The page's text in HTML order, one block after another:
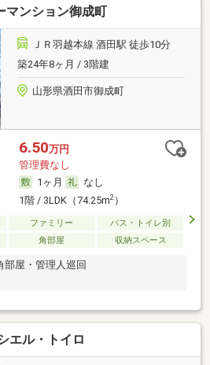
マンション御成町
ＪＲ羽越本線 酒田駅 徒歩10分
築24年8ヶ月 / 3階建
山形県酒田市御成町
6.50万円
管理費なし
1ヶ月
なし
1階 / 3LDK（74.25m2）
ファミリー
バス・トイレ別
角部屋 収納スペース
部屋・管理人巡回
エル・トイロ